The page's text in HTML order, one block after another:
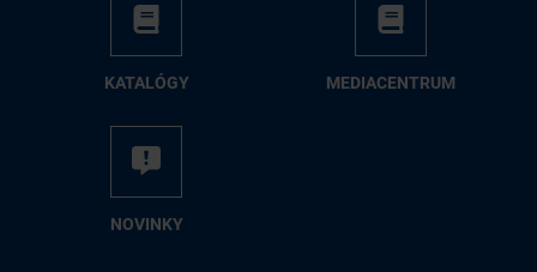
KA­TA­LÓ­GY ME­DIA­CEN­TRUM
NO­VIN­KY